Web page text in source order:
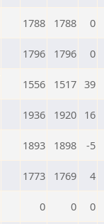
1788 1788 0
1796 1796 0
1556 1517 39
1936 1920 16
1893 1898 -5
1773 1769 4
0 0 0